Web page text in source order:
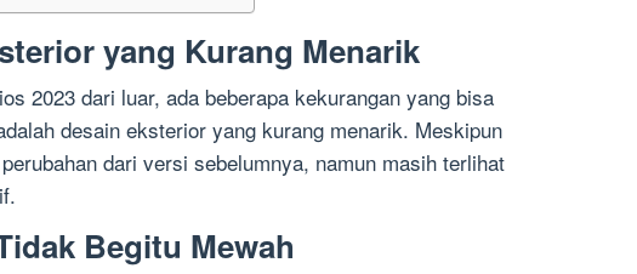
yang Kurang Menarik
2023 dari luar, ada beberapa kekurangan yang bisa
desain eksterior yang kurang menarik. Meskipun
dari versi sebelumnya, namun masih terlihat
Begitu Mewah